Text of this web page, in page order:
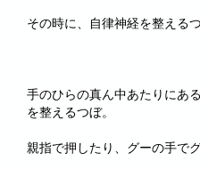
その時に、自律神経を整える
手のひらの真ん中あたりにあ
を整えるつぼ。
親指で押したり、グーの手で